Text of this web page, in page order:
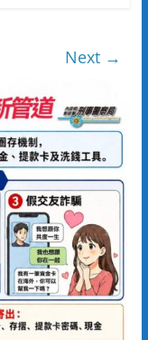
Next →